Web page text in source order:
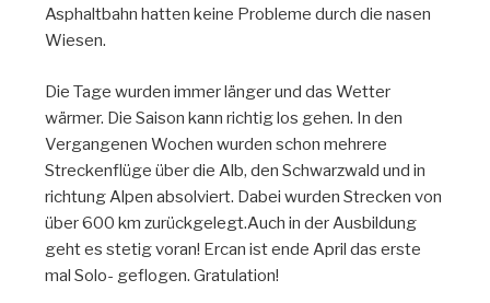
Asphaltbahn hatten keine Probleme durch die nasen
Wiesen.
Die Tage wurden immer länger und das Wetter
wärmer. Die Saison kann richtig los gehen. In den
Vergangenen Wochen wurden schon mehrere
Streckenflüge über die Alb, den Schwarzwald und in
richtung Alpen absolviert. Dabei wurden Strecken von
über 600 km zurückgelegt.Auch in der Ausbildung
geht es stetig voran! Ercan ist ende April das erste
mal Solo- geflogen. Gratulation!